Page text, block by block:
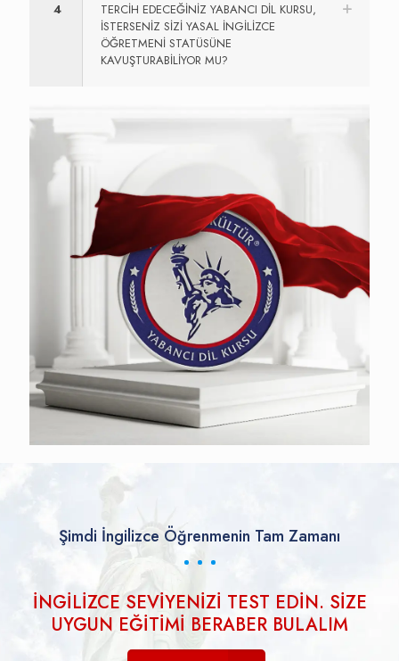
4
TERCİH EDECEĞİNİZ YABANCI DİL KURSU,
İSTERSENİZ SİZİ YASAL İNGİLİZCE
ÖĞRETMENİ STATÜSÜNE
KAVUŞTURABİLİYOR MU?
Şimdi İngilizce Öğrenmenin Tam Zamanı
İNGİLİZCE SEVİYENİZİ TEST EDİN. SİZE
UYGUN EĞİTİMİ BERABER BULALIM